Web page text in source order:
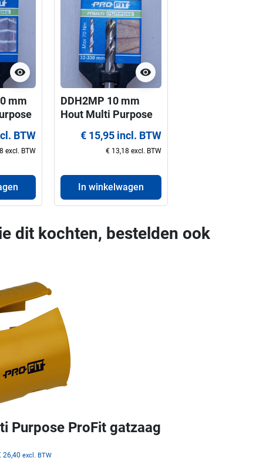
visibility
mm
32-BTW
excl. BTW
visibility
DDH2MP 10 mm
Hout Multi Purpose
voor gatzagen 32-
€ 15,95 incl. BTW
€ 13,18 excl. BTW
In winkelwagen
dit kochten, bestelden ook
Purpose ProFit gatzaag
26,40 excl. BTW